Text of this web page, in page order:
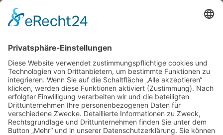
Voice Dialogue
Tierheilkunde aktuell
Ausbildung z. Tierheilpraktiker/in
Therapien und Verfahren
Tierpsychologie
Ernährungsberater/in für Tiere
Farb- und Lichttherapie
Hunde- und Katzenpsychologie
Hundeführer/in und Kynologe/in
Naturgemäße Tierheilkunde